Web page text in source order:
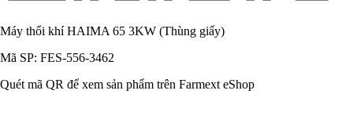
Máy thổi khí HAIMA 65 3KW (Thùng giấy)
Mã SP: FES-556-3462
Quét mã QR để xem sản phẩm trên Farmext eShop